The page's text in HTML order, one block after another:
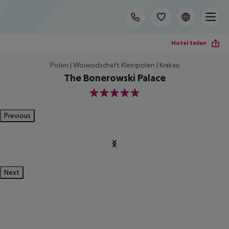
Hotel teilen
Polen | Woiwodschaft Kleinpolen | Krakau
The Bonerowski Palace
5
Previous
Next